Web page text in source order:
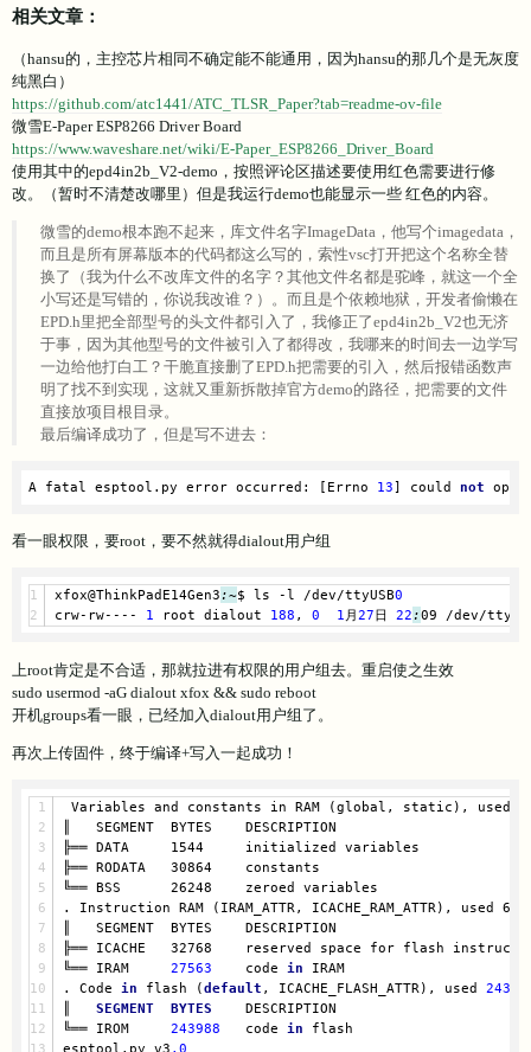
相关文章：
（hansu的，主控芯片相同不确定能不能通用，因为hansu的那几个是无灰度
纯黑白）
https://github.com/atc1441/ATC_TLSR_Paper?tab=readme-ov-file
微雪E-Paper ESP8266 Driver Board
https://www.waveshare.net/wiki/E-Paper_ESP8266_Driver_Board
使用其中的epd4in2b_V2-demo，按照评论区描述要使用红色需要进行修
改。（暂时不清楚改哪里）但是我运行demo也能显示一些 红色的内容。
微雪的demo根本跑不起来，库文件名字ImageData，他写个imagedata，
而且是所有屏幕版本的代码都这么写的，索性vsc打开把这个名称全替
换了（我为什么不改库文件的名字？其他文件名都是驼峰，就这一个全
小写还是写错的，你说我改谁？）。而且是个依赖地狱，开发者偷懒在
EPD.h里把全部型号的头文件都引入了，我修正了epd4in2b_V2也无济
于事，因为其他型号的文件被引入了都得改，我哪来的时间去一边学写
一边给他打白工？干脆直接删了EPD.h把需要的引入，然后报错函数声
明了找不到实现，这就又重新拆散掉官方demo的路径，把需要的文件
直接放项目根目录。
最后编译成功了，但是写不进去：
A fatal esptool.py error occurred: [Errno 13] could not open
看一眼权限，要root，要不然就得dialout用户组
xfox@ThinkPadE14Gen3 :~$ ls -l /dev/ttyUSB0
crw-rw---- 1 root dialout 188 , 0 1 月27日 22 :09 /dev/
上root肯定是不合适，那就拉进有权限的用户组去。重启使之生效
sudo usermod -aG dialout xfox && sudo reboot
开机groups看一眼，已经加入dialout用户组了。
再次上传固件，终于编译+写入一起成功！
Variables and constants in RAM (global, static), used
║   SEGMENT  BYTES    DESCRIPTION
╠══ DATA     1544     initialized variables
╠══ RODATA   30864    constants
╚══ BSS      26248    zeroed variables
. Instruction RAM (IRAM_ATTR, ICACHE_RAM_ATTR), used
║   SEGMENT  BYTES    DESCRIPTION
╠══ ICACHE   32768    reserved space for flash
╚══ IRAM 27563
    code
in IRAM
. Code in flash (default , ICACHE_FLASH_ATTR), used
SEGMENT BYTES
    DESCRIPTION
╚══ IROM 243988
   code
in flash
esptool.py v3 .0